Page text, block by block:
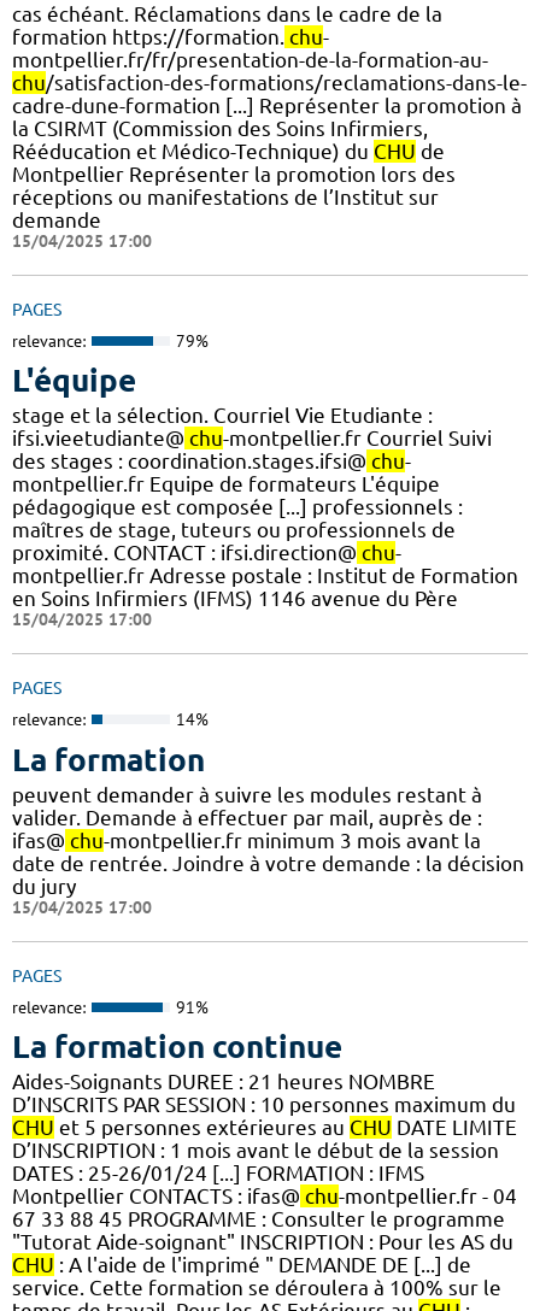
cas échéant. Réclamations dans le cadre de la
formation https://formation. chu-
montpellier.fr/fr/presentation-de-la-formation-au-
chu/satisfaction-des-formations/reclamations-dans-le-
cadre-dune-formation [...] Représenter la promotion à
la CSIRMT (Commission des Soins Infirmiers,
Rééducation et Médico-Technique) du CHU de
Montpellier Représenter la promotion lors des
réceptions ou manifestations de l’Institut sur
demande
15/04/2025 17:00
PAGES
relevance: 79%
L'équipe
stage et la sélection. Courriel Vie Etudiante :
ifsi.vieetudiante@ chu-montpellier.fr Courriel Suivi
des stages : coordination.stages.ifsi@ chu-
montpellier.fr Equipe de formateurs L'équipe
pédagogique est composée [...] professionnels :
maîtres de stage, tuteurs ou professionnels de
proximité. CONTACT : ifsi.direction@ chu-
montpellier.fr Adresse postale : Institut de Formation
en Soins Infirmiers (IFMS) 1146 avenue du Père
15/04/2025 17:00
PAGES
relevance: 14%
La formation
peuvent demander à suivre les modules restant à
valider. Demande à effectuer par mail, auprès de :
ifas@ chu-montpellier.fr minimum 3 mois avant la
date de rentrée. Joindre à votre demande : la décision
du jury
15/04/2025 17:00
PAGES
relevance: 91%
La formation continue
Aides-Soignants DUREE : 21 heures NOMBRE
D’INSCRITS PAR SESSION : 10 personnes maximum du
CHU et 5 personnes extérieures au CHU DATE LIMITE
D’INSCRIPTION : 1 mois avant le début de la session
DATES : 25-26/01/24 [...] FORMATION : IFMS
Montpellier CONTACTS : ifas@ chu-montpellier.fr - 04
67 33 88 45 PROGRAMME : Consulter le programme
"Tutorat Aide-soignant" INSCRIPTION : Pour les AS du
CHU : A l'aide de l'imprimé " DEMANDE DE [...] de
service. Cette formation se déroulera à 100% sur le